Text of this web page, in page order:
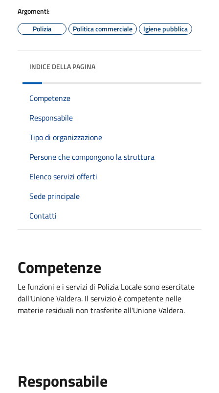
Argomenti:
Polizia
Politica commerciale Igiene pubblica
INDICE DELLA PAGINA
Competenze
Responsabile
Tipo di organizzazione
Persone che compongono la struttura
Elenco servizi offerti
Sede principale
Contatti
Competenze
Le funzioni e i servizi di Polizia Locale sono esercitate
dall'Unione Valdera. Il servizio è competente nelle
materie residuali non trasferite all'Unione Valdera.
Responsabile